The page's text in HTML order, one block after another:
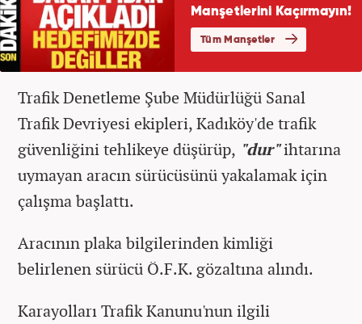
Trafik Denetleme Şube Müdürlüğü Sanal
Trafik Devriyesi ekipleri, Kadıköy'de trafik
güvenliğini tehlikeye düşürüp, "dur"ihtarına
uymayan aracın sürücüsünü yakalamak için
çalışma başlattı.
Aracının plaka bilgilerinden kimliği
belirlenen sürücü Ö.F.K. gözaltına alındı.
Karayolları Trafik Kanunu'nun ilgili